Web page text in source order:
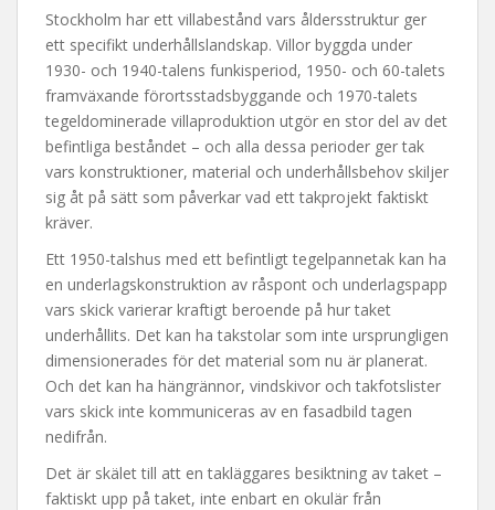
Stockholm har ett villabestånd vars åldersstruktur ger
ett specifikt underhållslandskap. Villor byggda under
1930- och 1940-talens funkisperiod, 1950- och 60-talets
framväxande förortsstadsbyggande och 1970-talets
tegeldominerade villaproduktion utgör en stor del av det
befintliga beståndet – och alla dessa perioder ger tak
vars konstruktioner, material och underhållsbehov skiljer
sig åt på sätt som påverkar vad ett takprojekt faktiskt
kräver.
Ett 1950-talshus med ett befintligt tegelpannetak kan ha
en underlagskonstruktion av råspont och underlagspapp
vars skick varierar kraftigt beroende på hur taket
underhållits. Det kan ha takstolar som inte ursprungligen
dimensionerades för det material som nu är planerat.
Och det kan ha hängrännor, vindskivor och takfotslister
vars skick inte kommuniceras av en fasadbild tagen
nedifrån.
Det är skälet till att en takläggares besiktning av taket –
faktiskt upp på taket, inte enbart en okulär från